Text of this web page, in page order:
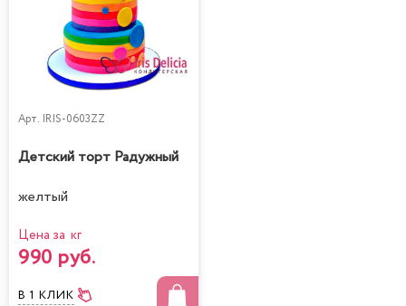
Арт. IRIS-0603ZZ
Детский торт Радужный
желтый
Цена за кг
990 руб.
В 1 КЛИК